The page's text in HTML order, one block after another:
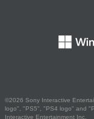
©2026 Sony Interactive
logo", "PS5", "PS4 logo" and
Interactive Entertainment Inc.